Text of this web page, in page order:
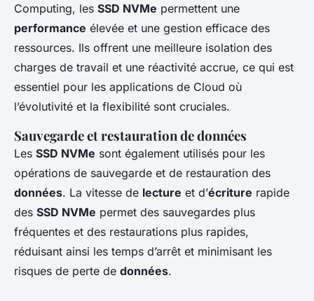
Computing, les SSD NVMe permettent une
performance élevée et une gestion efficace des
ressources. Ils offrent une meilleure isolation des
charges de travail et une réactivité accrue, ce qui est
essentiel pour les applications de Cloud où
l’évolutivité et la flexibilité sont cruciales.
Sauvegarde et restauration de données
Les SSD NVMe sont également utilisés pour les
opérations de sauvegarde et de restauration des
données. La vitesse de lecture et d’écriture rapide
des SSD NVMe permet des sauvegardes plus
fréquentes et des restaurations plus rapides,
réduisant ainsi les temps d’arrêt et minimisant les
risques de perte de données.